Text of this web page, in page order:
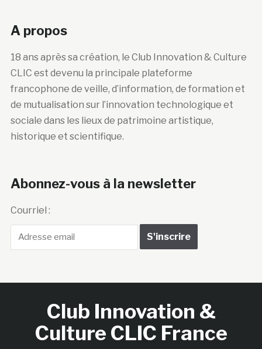
A propos
18 ans après sa création, le Club Innovation & Culture
CLIC est devenu la principale plateforme
francophone de veille, d’information, de formation et
de mutualisation sur l’innovation technologique et
sociale dans les lieux de patrimoine artistique,
historique et scientifique.
Abonnez-vous à la newsletter
Courriel :
Club Innovation &
Culture CLIC France